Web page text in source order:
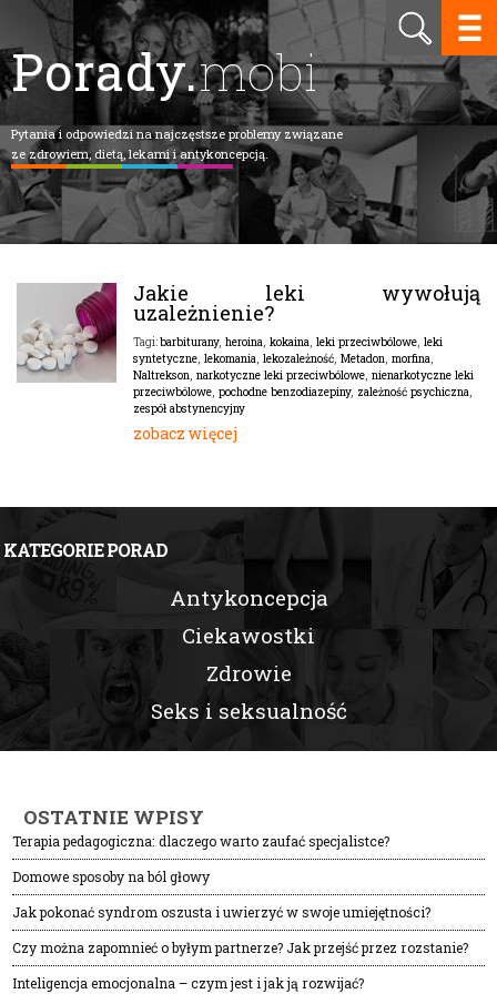
Porady.mobi
Pytania i odpowiedzi na najczęstsze problemy związane
ze zdrowiem, dietą, lekami i antykoncepcją.
Jakie leki wywołują
uzależnienie?
Tagi:barbiturany, heroina, kokaina, leki przeciwbólowe, leki
syntetyczne, lekomania, lekozależność, Metadon, morfina,
Naltrekson, narkotyczne leki przeciwbólowe, nienarkotyczne leki
przeciwbólowe, pochodne benzodiazepiny, zależność psychiczna,
zespół abstynencyjny
zobacz więcej
KATEGORIE PORAD
Antykoncepcja
Ciekawostki
Zdrowie
Seks i seksualność
OSTATNIE WPISY
Terapia pedagogiczna: dlaczego warto zaufać specjalistce?
Domowe sposoby na ból głowy
Jak pokonać syndrom oszusta i uwierzyć w swoje umiejętności?
Czy można zapomnieć o byłym partnerze? Jak przejść przez rozstanie?
Inteligencja emocjonalna – czym jest i jak ją rozwijać?